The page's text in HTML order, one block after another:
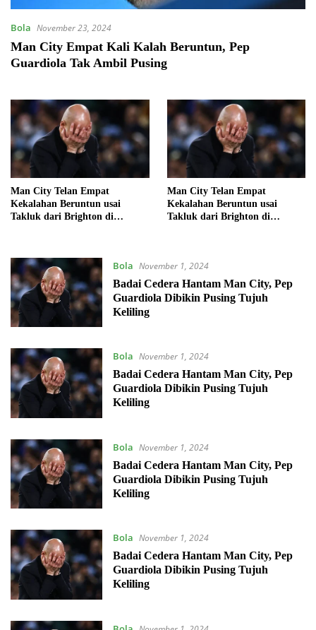
Bola November 23, 2024
Man City Empat Kali Kalah Beruntun, Pep
Guardiola Tak Ambil Pusing
Man City Telan Empat
Kekalahan Beruntun usai
Takluk dari Brighton di
Man City Telan Empat
Kekalahan Beruntun usai
Takluk dari Brighton di
Bola November 1, 2024
Badai Cedera Hantam Man City, Pep
Guardiola Dibikin Pusing Tujuh
Keliling
Bola November 1, 2024
Badai Cedera Hantam Man City, Pep
Guardiola Dibikin Pusing Tujuh
Keliling
Bola November 1, 2024
Badai Cedera Hantam Man City, Pep
Guardiola Dibikin Pusing Tujuh
Keliling
Bola November 1, 2024
Badai Cedera Hantam Man City, Pep
Guardiola Dibikin Pusing Tujuh
Keliling